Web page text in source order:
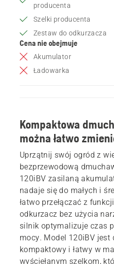
producenta
Szelki producenta
Zestaw do odkurzacza
Cena nie obejmuje
Akumulator
Ładowarka
Kompaktowa
można łatwo
Uprzątnij swój ogród z
bezprzewodową
120iBV zasilaną
nadaje się do małych i
łatwo przełączać z
odkurzacz bez użycia
silnik optymalizuje czas
mocy. Model 120iBV jest
kompaktowy i łatwy w
wyściełanym szelkom,